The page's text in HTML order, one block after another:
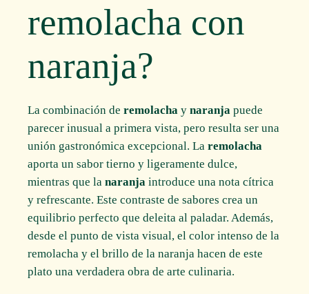
remolacha con
naranja?
La combinación deremolacha ynaranja puede
parecer inusual a primera vista, pero resulta ser una
unión gastronómica excepcional. Laremolacha
aporta un sabor tierno y ligeramente dulce,
mientras que lanaranja introduce una nota cítrica
y refrescante. Este contraste de sabores crea un
equilibrio perfecto que deleita al paladar. Además,
desde el punto de vista visual, el color intenso de la
remolacha y el brillo de la naranja hacen de este
plato una verdadera obra de arte culinaria.